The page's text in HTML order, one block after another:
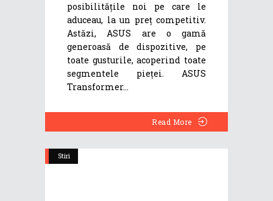
posibilitățile noi pe care le
aduceau, la un preț competitiv.
Astăzi, ASUS are o gamă
generoasă de dispozitive, pe
toate gusturile, acoperind toate
segmentele pieței. ASUS
Transformer
Read More
Stiri